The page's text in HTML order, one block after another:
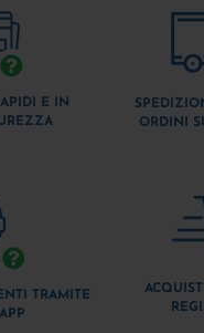
E IN
ORDINI
TRAMITE